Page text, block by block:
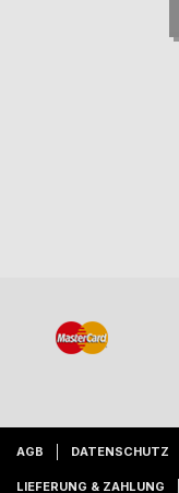
AGB DATENSCHUTZ
LIEFERUNG & ZAHLUNG